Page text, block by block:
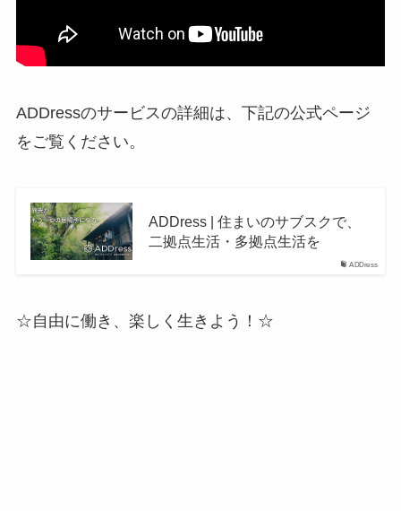
ADDressのサービスの詳細は、下記の公式ページ
をご覧ください。
ADDress
ADDress | 住まいのサブスクで、
二拠点生活・多拠点生活を
☆自由に働き、楽しく生きよう！☆